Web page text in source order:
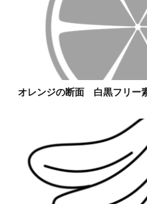
オレンジの断面 白黒フリ